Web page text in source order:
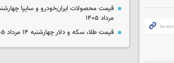
مرداد ۱۴۰۵
قیمت طلا، سکه و دلار چهارشنبه ۱۴ مرداد ۱۴۰۵